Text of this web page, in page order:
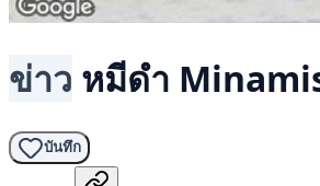
ข่าว หมีดำ
บันทึก